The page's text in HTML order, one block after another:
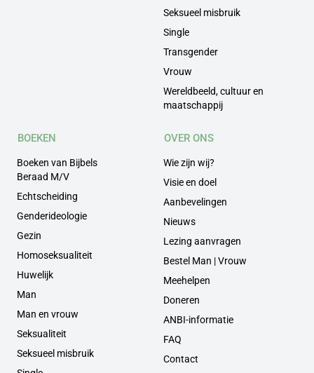
Seksueel misbruik
Single
Transgender
Vrouw
Wereldbeeld, cultuur en
maatschappij
BOEKEN
Boeken van Bijbels
Beraad M/V
Echtscheiding
Genderideologie
Gezin
Homoseksualiteit
Huwelijk
Man
Man en vrouw
Seksualiteit
Seksueel misbruik
OVER ONS
Wie zijn wij?
Visie en doel
Aanbevelingen
Nieuws
Lezing aanvragen
Bestel Man | Vrouw
Meehelpen
Doneren
ANBI-informatie
FAQ
Contact